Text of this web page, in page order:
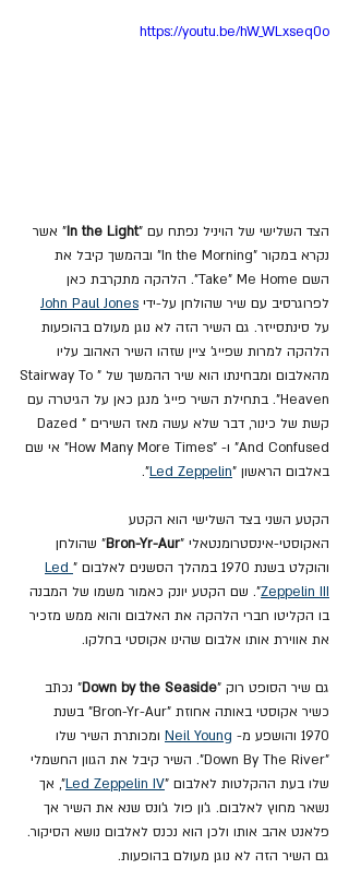
https://youtu.be/hW_WLxseq0o
הצד השלישי של הויניל נפתח עם "In the Light" אשר
נקרא במקור "In the Morning" ובהמשך קיבל את
השם Take" Me Home". הלהקה מתקרבת כאן
לפרוגרסיב עם שיר שהולחן על-ידי John Paul Jones
על סינתסייזר. גם השיר הזה לא נוגן מעולם בהופעות
הלהקה למרות שפייג' ציין שזהו השיר האהוב עליו
מהאלבום ומבחינתו הוא שיר ההמשך של "Stairway To
Heaven". בתחילת השיר פייג' מנגן כאן על הגיטרה עם
קשת של כינור, דבר שלא עשה מאז השירים "Dazed
And Confused" ו- "How Many More Times" אי שם
באלבום הראשון "Led Zeppelin
".
הקטע השני בצד השלישי הוא הקטע
האקוסטי-אינסטרומנטאלי "Bron-Yr-Aur" שהולחן
והוקלט בשנת 1970 במהלך הסשנים לאלבום "
Led
Zeppelin III". שם הקטע יונק כאמור משמו של המבנה
בו הקליטו חברי הלהקה את האלבום והוא ממש מזכיר
את אווירת אותו אלבום שהינו אקוסטי בחלקו.
גם שיר הסופט רוק "Down by the Seaside" נכתב
כשיר אקוסטי באותה אחוזת "Bron-Yr-Aur" בשנת
1970 והושפע מ-
Neil Young ומכותרת השיר שלו
"Down By The River". השיר קיבל את הגוון החשמלי
שלו בעת ההקלטות לאלבום "Led Zeppelin IV", אך
נשאר מחוץ לאלבום. ג'ון פול ג'ונס שנא את השיר אך
פלאנט אהב אותו ולכן הוא נכנס לאלבום נושא הסיקור.
גם השיר הזה לא נוגן מעולם בהופעות.